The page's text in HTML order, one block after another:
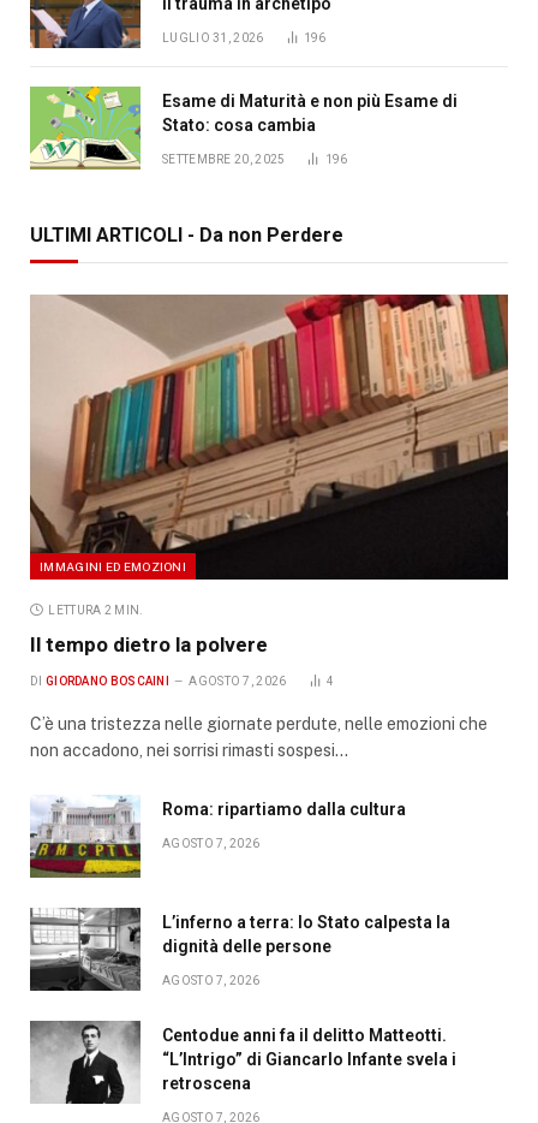
LUGLIO 31, 2026 196
Esame di Maturità e non più Esame di
Stato: cosa cambia
SETTEMBRE 20, 2025 196
ULTIMI ARTICOLI - Da non Perdere
IMMAGINI ED EMOZIONI
LETTURA 2 MIN.
Il tempo dietro la polvere
DI GIORDANO BOSCAINI AGOSTO 7, 2026 4
C’è una tristezza nelle giornate perdute, nelle emozioni che
non accadono, nei sorrisi rimasti sospesi…
Roma: ripartiamo dalla cultura
AGOSTO 7, 2026
L’inferno a terra: lo Stato calpesta la
dignità delle persone
AGOSTO 7, 2026
Centodue anni fa il delitto Matteotti.
“L’Intrigo” di Giancarlo Infante svela i
retroscena
AGOSTO 7, 2026